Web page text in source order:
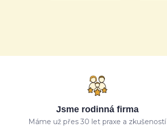
Jsme rodinná firma
Máme už přes 30 let praxe a zkušeností